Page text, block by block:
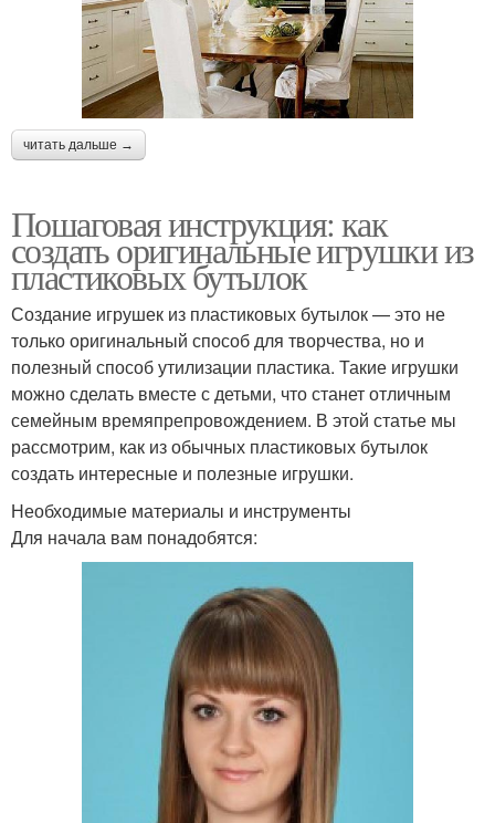
читать дальше →
Пошаговая инструкция: как
создать оригинальные игрушки из
пластиковых бутылок
Создание игрушек из пластиковых бутылок — это не
только оригинальный способ для творчества, но и
полезный способ утилизации пластика. Такие игрушки
можно сделать вместе с детьми, что станет отличным
семейным времяпрепровождением. В этой статье мы
рассмотрим, как из обычных пластиковых бутылок
создать интересные и полезные игрушки.
Необходимые материалы и инструменты
Для начала вам понадобятся: